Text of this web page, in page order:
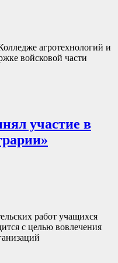
агротехнологий и
войсковой части
участие в
работ учащихся
с целью вовлечения